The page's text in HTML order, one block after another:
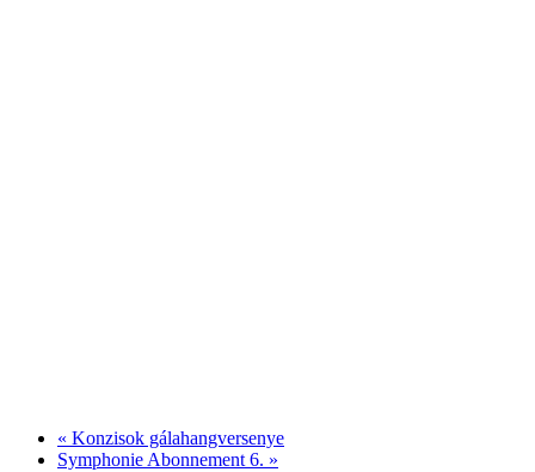
« Konzisok gálahangversenye
Symphonie Abonnement 6. »